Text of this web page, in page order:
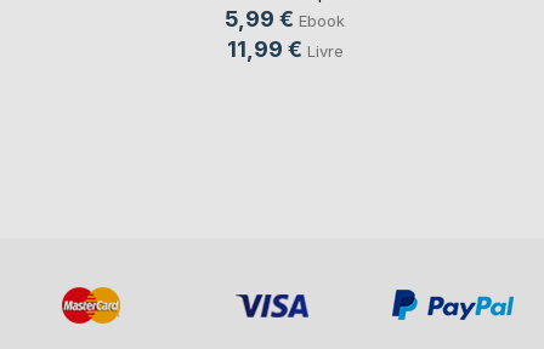
5,99 € Ebook
11,99 € Livre